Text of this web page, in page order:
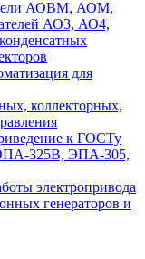
АОВМ, АОМ,
АО3, АО4,
для
коллекторных,
к ГОСТу
325В, ЭПА-305,
электропривода
генераторов и